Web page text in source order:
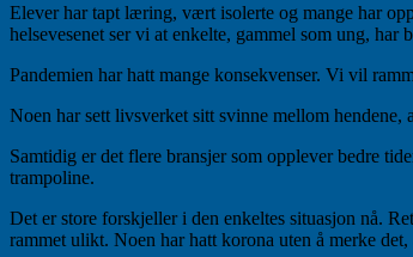
Elever har tapt læring, vært isolerte og mange har
helsevesenet ser vi at enkelte, gammel som ung,
Pandemien har hatt mange konsekvenser. Vi vil
Noen har sett livsverket sitt svinne mellom
Samtidig er det flere bransjer som opplever bedre
trampoline.
Det er store forskjeller i den enkeltes situasjon nå.
rammet ulikt. Noen har hatt korona uten å merke